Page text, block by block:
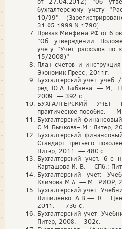
от 27.04.2012) "Об
бухгалтерскому учету
10/99"
31.05.1999 N 1790)
Приказ Минфина РФ от 6
"Об утверждении
учету "Учет расходов по
15/2008)"
План счетов и
Экономик Пресс, 2011г.
Бухгалтерский учет:
ред. Ю.А. Бабаева. — М,:
2009. — 392 с.
БУХГАЛТЕРСКИЙ УЧЕТ
практическое пособие.
Бухгалтерский
С.М. Бычкова– М.: Литер,
Бухгалтерский
Стандарт третьего
Питер, 2011. — 480 с.
Бухгалтерский учет. 6-е
Карташова И. В.— СПб.:
Бухгалтерский учет:
Климова М.А. — М.: РИОР,
Бухгалтерский учет:
Лишиленко А.В.— К.:
2011. — 736 с.
Бухгалтерский учет:
Питер, 2008. – 302с.